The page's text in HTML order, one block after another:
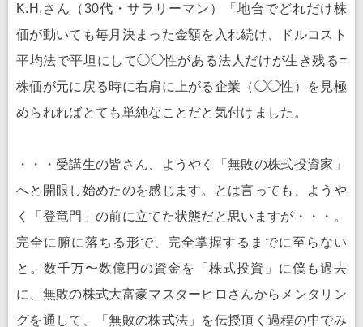
K.H.さん（30代・サラリーマン）「地合でどれだけ株
価が動いても毎月決まった金額を入れ続け、ドルコスト
平均法で平坦にして◯◯性がある法人だけが生き残る=
株価が元に戻る時に右肩に上がる企業（◯◯性）を見極
められればとても単純なことだと気付けました。
・・・受講生の皆さん、ようやく「無敗の株式投資家」
へと開眼し始めたのを感じます。とは言っても、ようや
く「登竜門」の前に立てた状態だと思いますが・・・。
完全に腑に落ちる形で、完全掌握するまでに至らない
と。数千万〜数億円の資金を「株式投資」に僕も過去
に、無敗の株式大富豪マスターヒロさんからメンタリン
グを通して、「無敗の株式法」を伝授頂く過程の中でみ